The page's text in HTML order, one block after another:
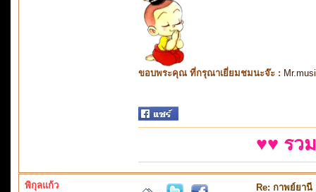
ขอบพระคุณ ที่กรุณาเยี่ยมชมนะจ๊ะ :
♥♥ รว
พิกุลแก้ว Re: กาพย์ยา